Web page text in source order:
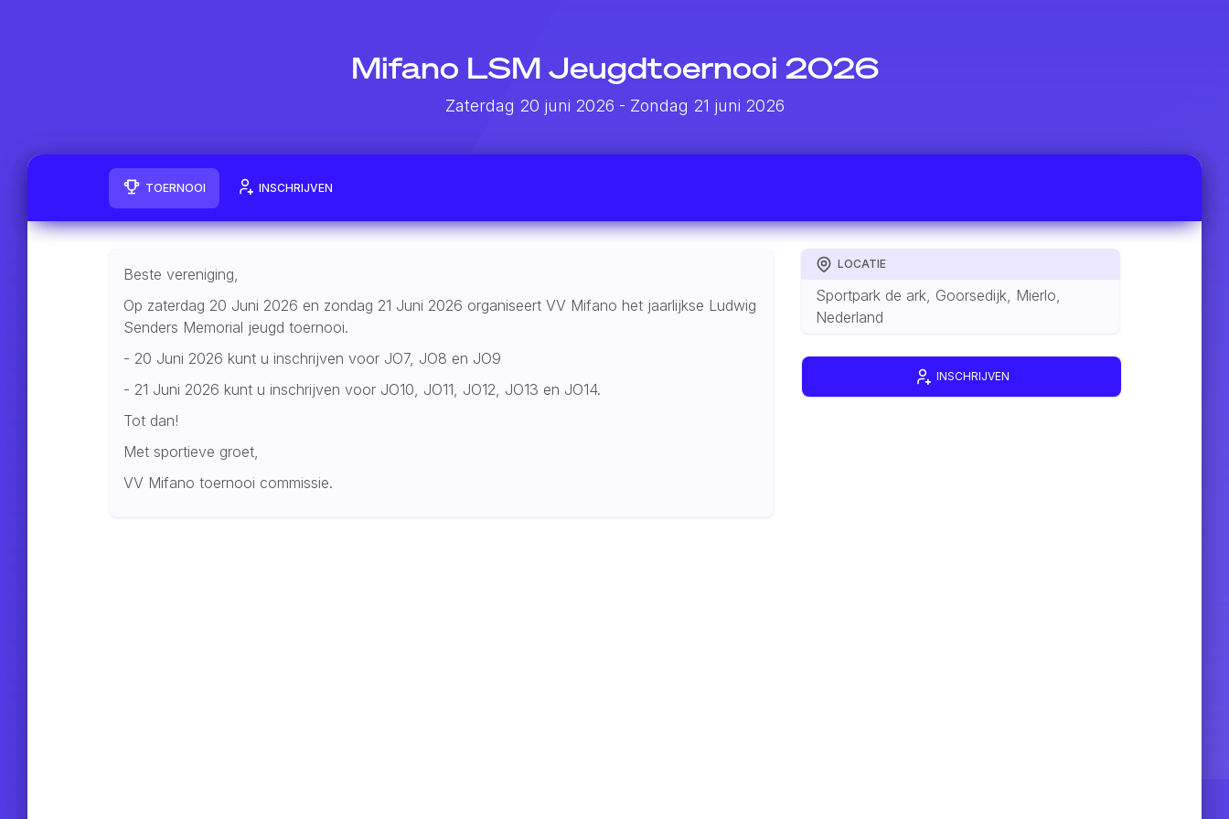
Mifano LSM Jeugdtoernooi 2026
Zaterdag 20 juni 2026 - Zondag 21 juni 2026
TOERNOOI INSCHRIJVEN
Beste vereniging,
Op zaterdag 20 Juni 2026 en zondag 21 Juni 2026 organiseert VV Mifano het jaarlijkse Ludwig
Senders Memorial jeugd toernooi.
- 20 Juni 2026 kunt u inschrijven voor JO7, JO8 en JO9
- 21 Juni 2026 kunt u inschrijven voor JO10, JO11, JO12, JO13 en JO14.
Tot dan!
Met sportieve groet,
VV Mifano toernooi commissie.
LOCATIE
Sportpark de ark, Goorsedijk, Mierlo,
Nederland
INSCHRIJVEN